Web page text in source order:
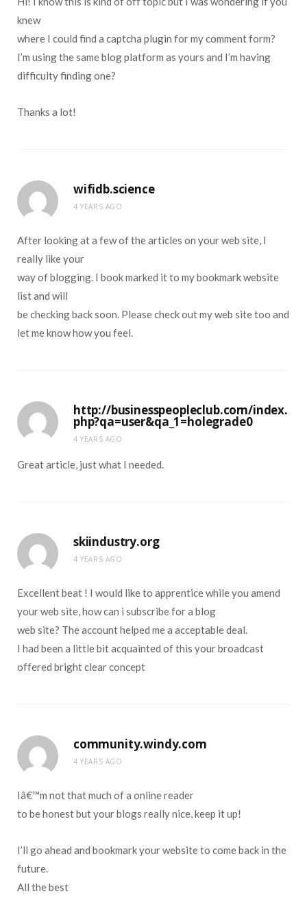
knew
where I could find a captcha plugin for my comment form?
I’m using the same blog platform as yours and I’m having
difficulty finding one?
Thanks a lot!
wifidb.science
4 YEARS AGO
After looking at a few of the articles on your web site, I
really like your
way of blogging. I book marked it to my bookmark website
list and will
be checking back soon. Please check out my web site too and
let me know how you feel.
http://businesspeopleclub.com/index.
php?qa=user&qa_1=holegrade0
4 YEARS AGO
Great article, just what I needed.
skiindustry.org
4 YEARS AGO
Excellent beat ! I would like to apprentice while you amend
your web site, how can i subscribe for a blog
web site? The account helped me a acceptable deal.
I had been a little bit acquainted of this your broadcast
offered bright clear concept
community.windy.com
4 YEARS AGO
Iâ€™m not that much of a online reader
to be honest but your blogs really nice, keep it up!
I’ll go ahead and bookmark your website to come back in the
future.
All the best